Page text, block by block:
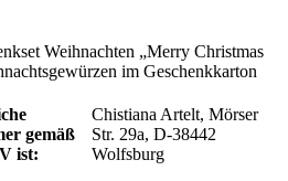
Weihnachten „Merry Christmas
im Geschenkkarton
gemäß
ist:
Chistiana Artelt, Mörser
Str. 29a, D-38442
Wolfsburg